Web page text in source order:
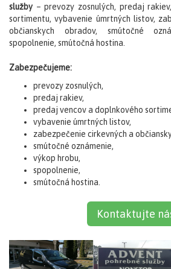
služby – prevozy zosnulých, predaj
sortimentu, vybavenie úmrtných listov,
občianskych obradov, smútočné
spopolnenie, smútočná hostina.
Zabezpečujeme:
prevozy zosnulých,
predaj rakiev,
predaj vencov a doplnkového
vybavenie úmrtných listov,
zabezpečenie cirkevných a
smútočné oznámenie,
výkop hrobu,
spopolnenie,
smútočná hostina.
Kontaktujte